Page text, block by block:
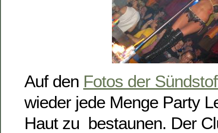
Auf den Fotos der
wieder jede Menge Party
Haut zu bestaunen. Der